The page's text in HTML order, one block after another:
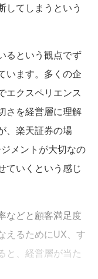
してしまうという
るという観点でず
います。多くの企
エクスペリエンス
さを経営層に理解
、楽天証券の場
メントが大切なの
ていくという感じ
などと顧客満足度
えるためにUX、す
と、経営層が当た